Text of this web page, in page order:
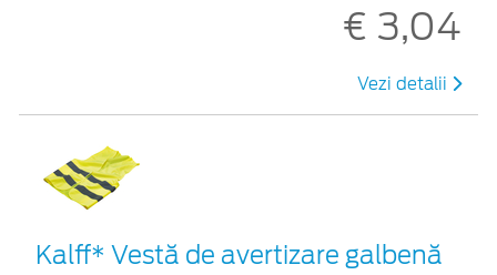
€ 3,04
Vezi detalii
Kalff* Vestă de avertizare galbenă